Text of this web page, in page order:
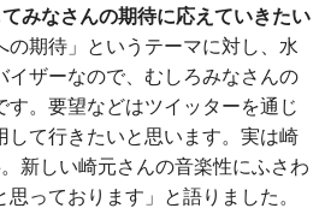
みなさんの期待に応えていきたい
の期待」というテーマに対し、水
イザーなので、むしろみなさんの
。要望などはツイッターを通じ
して行きたいと思います。実は崎
新しい崎元さんの音楽性にふさわ
っております」と語りました。